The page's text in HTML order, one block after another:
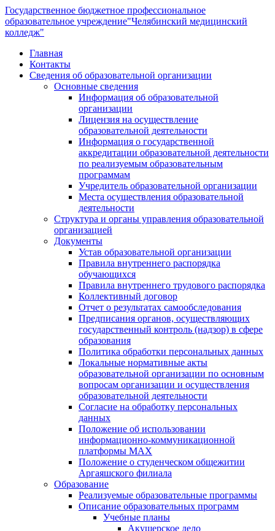
Государственное бюджетное профессиональное
образовательное учреждение"Челябинский медицинский
колледж"
Главная
Контакты
Сведения об образовательной организации
Основные сведения
Информация об образовательной
организации
Лицензия на осуществление
образовательной деятельности
Информация о государственной
аккредитации образовательной деятельности
по реализуемым образовательным
программам
Учредитель образовательной организации
Места осуществления образовательной
деятельности
Структура и органы управления образовательной
организацией
Документы
Устав образовательной организации
Правила внутреннего распорядка
обучающихся
Правила внутреннего трудового распорядка
Коллективный договор
Отчет о результатах самообследования
Предписания органов, осуществляющих
государственный контроль (надзор) в сфере
образования
Политика обработки персональных данных
Локальные нормативные акты
образовательной организации по основным
вопросам организации и осуществления
образовательной деятельности
Согласие на обработку персональных
данных
Положение об использовании
информационно-коммуникационной
платформы MAX
Положение о студенческом общежитии
Аргаяшского филиала
Образование
Реализуемые образовательные программы
Описание образовательных программ
Учебные планы
Акушерское дело